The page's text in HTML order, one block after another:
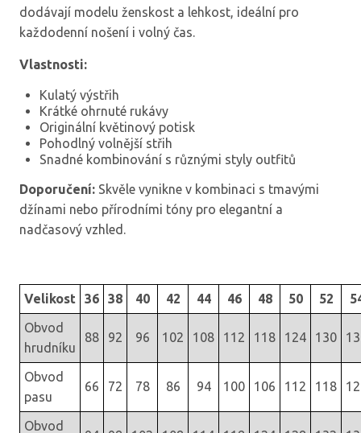
dodávají modelu ženskost a lehkost, ideální pro
každodenní nošení i volný čas.
Vlastnosti:
Kulatý výstřih
Krátké ohrnuté rukávy
Originální květinový potisk
Pohodlný volnější střih
Snadné kombinování s různými styly outfitů
Doporučení: Skvěle vynikne v kombinaci s tmavými
džínami nebo přírodními tóny pro elegantní a
nadčasový vzhled.
Velikost 36 38 40 42 44 46 48 50 52
Obvod
hrudníku
88 92 96 102 108 112 118 124 130
Obvod
pasu
66 72 78 86 94 100 106 112 118
Obvod